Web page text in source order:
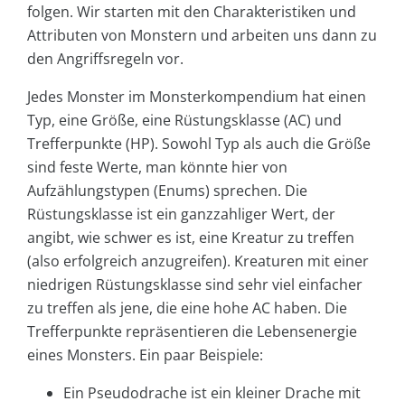
folgen. Wir starten mit den Charakteristiken und
Attributen von Monstern und arbeiten uns dann zu
den Angriffsregeln vor.
Jedes Monster im Monsterkompendium hat einen
Typ, eine Größe, eine Rüstungsklasse (AC) und
Trefferpunkte (HP). Sowohl Typ als auch die Größe
sind feste Werte, man könnte hier von
Aufzählungstypen (Enums) sprechen. Die
Rüstungsklasse ist ein ganzzahliger Wert, der
angibt, wie schwer es ist, eine Kreatur zu treffen
(also erfolgreich anzugreifen). Kreaturen mit einer
niedrigen Rüstungsklasse sind sehr viel einfacher
zu treffen als jene, die eine hohe AC haben. Die
Trefferpunkte repräsentieren die Lebensenergie
eines Monsters. Ein paar Beispiele:
Ein Pseudodrache ist ein kleiner Drache mit